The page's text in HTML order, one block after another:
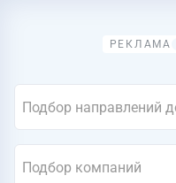
Подбор направлений
Подбор компаний